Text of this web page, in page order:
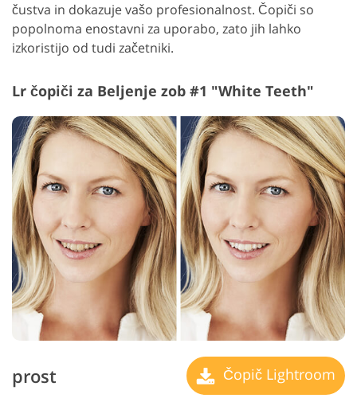
čustva in dokazuje vašo profesionalnost. Čopiči so
popolnoma enostavni za uporabo, zato jih lahko
izkoristijo od tudi začetniki.
Lr čopiči za Beljenje zob #1 "White Teeth"
prost Čopič Lightroom